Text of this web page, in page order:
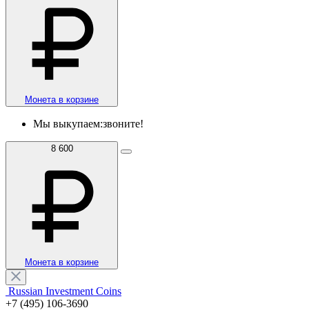
Монета в корзине
Мы выкупаем:звоните!
8 600
Монета в корзине
Russian Investment Coins
+7 (495) 106-3690